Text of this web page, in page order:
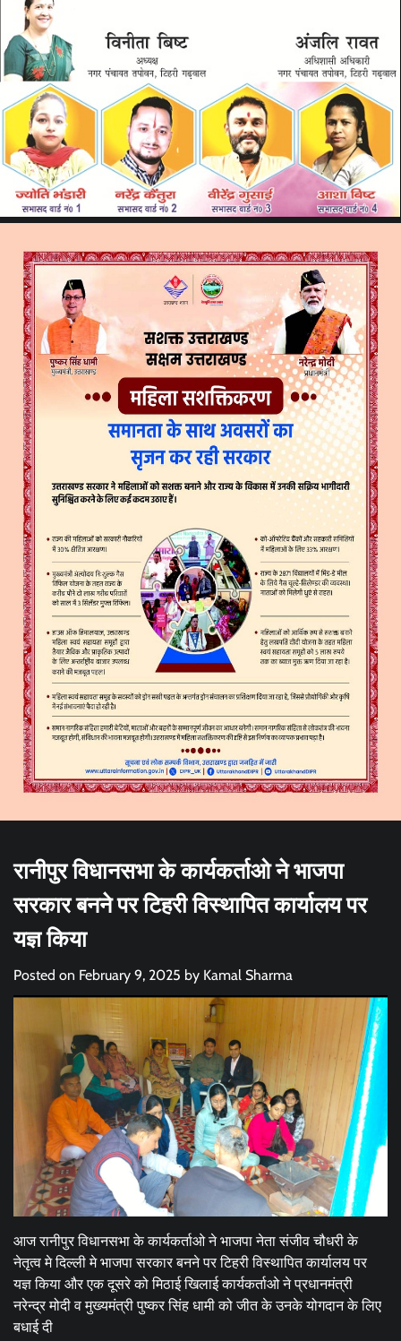
रानीपुर विधानसभा के कार्यकर्ताओ ने भाजपा
सरकार बनने पर टिहरी विस्थापित कार्यालय पर
यज्ञ किया
Posted on February 9, 2025 by Kamal Sharma
आज रानीपुर विधानसभा के कार्यकर्ताओ ने भाजपा नेता संजीव चौधरी के
नेतृत्व मे दिल्ली मे भाजपा सरकार बनने पर टिहरी विस्थापित कार्यालय पर
यज्ञ किया और एक दूसरे को मिठाई खिलाई कार्यकर्ताओ ने प्रधानमंत्री
नरेन्द्र मोदी व मुख्यमंत्री पुष्कर सिंह धामी को जीत के उनके योगदान के लिए
बधाई दी